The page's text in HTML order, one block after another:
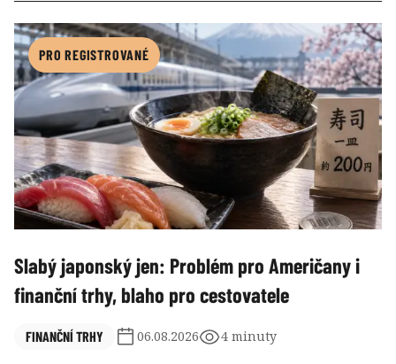
PRO REGISTROVANÉ
Slabý japonský jen: Problém pro Američany i
finanční trhy, blaho pro cestovatele
FINANČNÍ TRHY 06.08.2026 4 minuty